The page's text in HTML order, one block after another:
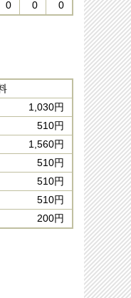
0
0
0
1,030円
510円
1,560円
510円
510円
510円
200円